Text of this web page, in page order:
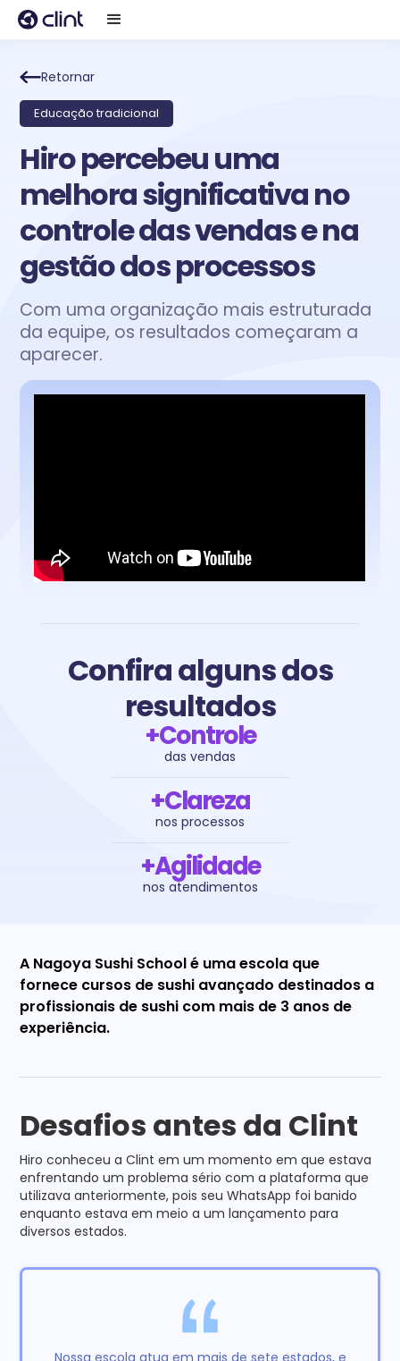
Retornar
Educação tradicional
Hiro percebeu uma
melhora significativa no
controle das vendas e na
gestão dos processos
Com uma organização mais estruturada
da equipe, os resultados começaram a
aparecer.
Confira alguns dos
resultados
+Controle
das vendas
+Clareza
nos processos
+Agilidade
nos atendimentos
A Nagoya Sushi School é uma escola que
fornece cursos de sushi avançado destinados a
profissionais de sushi com mais de 3 anos de
experiência.
Desafios antes da Clint
Hiro conheceu a Clint em um momento em que estava
enfrentando um problema sério com a plataforma que
utilizava anteriormente, pois seu WhatsApp foi banido
enquanto estava em meio a um lançamento para
diversos estados.